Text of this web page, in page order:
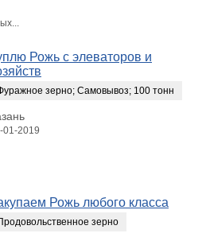
Рожь с элеваторов и
зерно; Самовывоз; 100 тонн
01-2019
Рожь любого класса
зерно